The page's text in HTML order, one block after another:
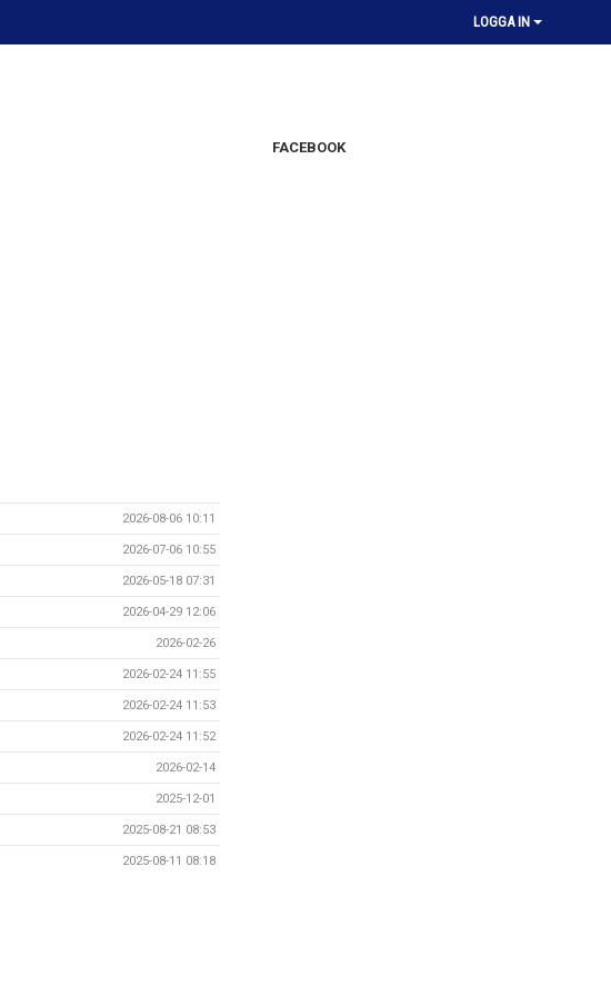
LOGGA IN
2026-08-06 10:11
2026-07-06 10:55
2026-05-18 07:31
2026-04-29 12:06
2026-02-26
2026-02-24 11:55
2026-02-24 11:53
2026-02-24 11:52
2026-02-14
2025-12-01
2025-08-21 08:53
2025-08-11 08:18
FACEBOOK